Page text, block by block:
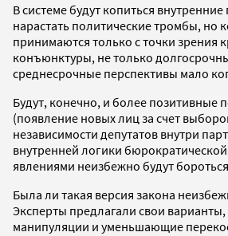
В системе будут копиться
нарастать политические тромбы, но
принимаются только с точки зрения
конъюнктуры, не только
среднесрочные перспективы мало
Будут, конечно, и более позитивные
(появление новых лиц за счет
независимости депутатов внутри
внутренней логики
явлениями неизбежно будут
Была ли такая версия закона
Эксперты предлагали свои
манипуляции и уменьшающие